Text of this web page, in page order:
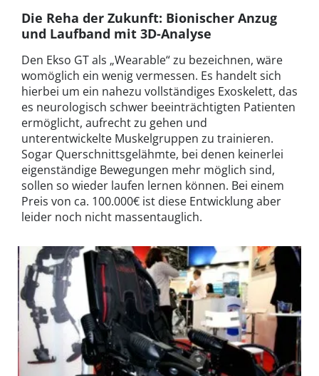
Die Reha der Zukunft: Bionischer Anzug
und Laufband mit 3D-Analyse
Den Ekso GT als „Wearable“ zu bezeichnen, wäre
womöglich ein wenig vermessen. Es handelt sich
hierbei um ein nahezu vollständiges Exoskelett, das
es neurologisch schwer beeinträchtigten Patienten
ermöglicht, aufrecht zu gehen und
unterentwickelte Muskelgruppen zu trainieren.
Sogar Querschnittsgelähmte, bei denen keinerlei
eigenständige Bewegungen mehr möglich sind,
sollen so wieder laufen lernen können. Bei einem
Preis von ca. 100.000€ ist diese Entwicklung aber
leider noch nicht massentauglich.